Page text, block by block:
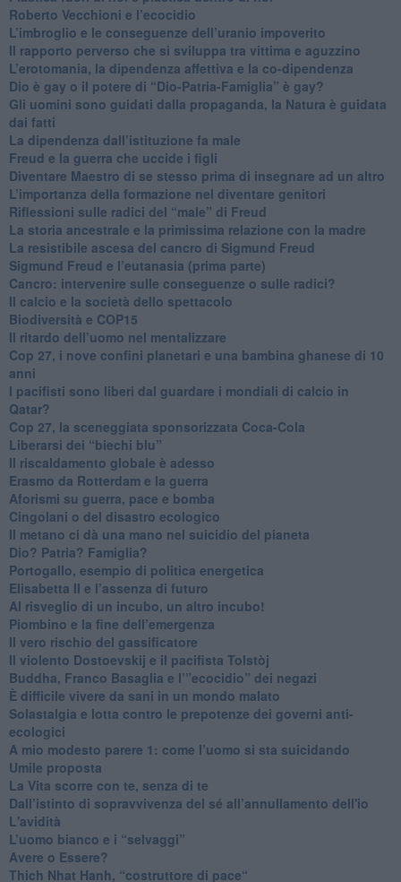
​Roberto Vecchioni e l’ecocidio
​L’imbroglio e le conseguenze dell’uranio impoverito
​Il rapporto perverso che si sviluppa tra vittima e aguzzino
L’erotomania, la dipendenza affettiva e la co-dipendenza
​Dio è gay o il potere di “Dio-Patria-Famiglia” è gay?
​Gli uomini sono guidati dalla propaganda, la Natura è guidata
dai fatti
La dipendenza dall’istituzione fa male
​Freud e la guerra che uccide i figli
​Diventare Maestro di se stesso prima di insegnare ad un altro
L’importanza della formazione nel diventare genitori
Riflessioni sulle radici del “male” di Freud
​La storia ancestrale e la primissima relazione con la madre
​La resistibile ascesa del cancro di Sigmund Freud
Sigmund Freud e l’eutanasia (prima parte)
Cancro: intervenire sulle conseguenze o sulle radici?
​Il calcio e la società dello spettacolo
Biodiversità e COP15
​Il ritardo dell’uomo nel mentalizzare
​Cop 27, i nove confini planetari e una bambina ghanese di 10
anni
​I pacifisti sono liberi dal guardare i mondiali di calcio in
Qatar?
​Cop 27, la sceneggiata sponsorizzata Coca-Cola
​Liberarsi dei “biechi blu”
Il riscaldamento globale è adesso
​Erasmo da Rotterdam e la guerra
​Aforismi su guerra, pace e bomba
Cingolani o del disastro ecologico
​Il metano ci dà una mano nel suicidio del pianeta
​Dio? Patria? Famiglia?
Portogallo, esempio di politica energetica
​Elisabetta II e l’assenza di futuro
Al risveglio di un incubo, un altro incubo!
​Piombino e la fine dell’emergenza
​Il vero rischio del gassificatore
​Il violento Dostoevskij e il pacifista Tolstòj
​Buddha, Franco Basaglia e l’”ecocidio” dei negazi
​È difficile vivere da sani in un mondo malato
Solastalgia e lotta contro le prepotenze dei governi anti-
ecologici
​A mio modesto parere 1: come l’uomo si sta suicidando
​Umile proposta
​La Vita scorre con te, senza di te
​Dall’istinto di sopravvivenza del sé all’annullamento dell'io
L'avidità
​L’uomo bianco e i “selvaggi”
​Avere o Essere?
​Thich Nhat Hanh, “costruttore di pace“